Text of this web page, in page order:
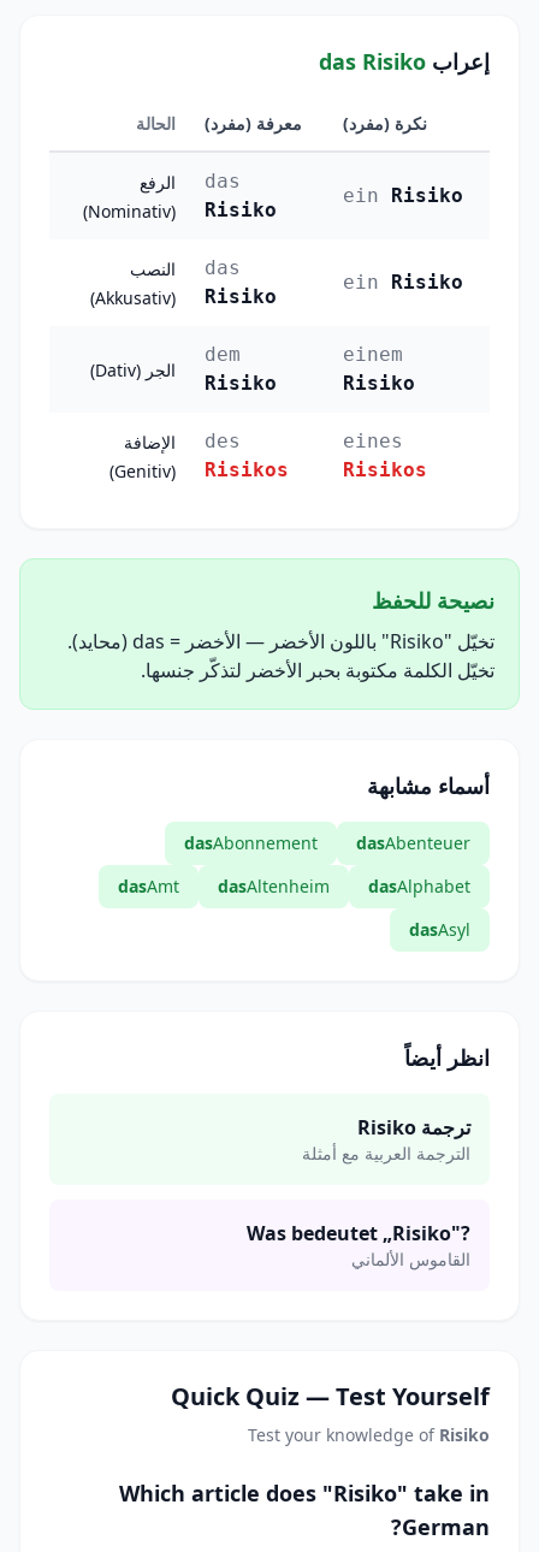
إعراب das Risiko
الحالة معرفة (مفرد) نكرة (مفرد)
الرفع
(Nominativ)
das
Risiko
ein Risiko
النصب
(Akkusativ)
das
Risiko
ein Risiko
الجر (Dativ)
dem
Risiko
einem
Risiko
الإضافة
(Genitiv)
des
Risikos
eines
Risikos
نصيحة للحفظ
تخيّل "Risiko" باللون الأخضر — الأخضر = das (محايد).
تخيّل الكلمة مكتوبة بحبر الأخضر لتذكّر جنسها.
أسماء مشابهة
dasAbenteuer
dasAbonnement
dasAlphabet
dasAltenheim
dasAmt
dasAsyl
انظر أيضاً
ترجمة Risiko
الترجمة العربية مع أمثلة
Was bedeutet „Risiko"?
القاموس الألماني
Quick Quiz — Test Yourself
Test your knowledge of Risiko
Which article does "Risiko" take in
German?